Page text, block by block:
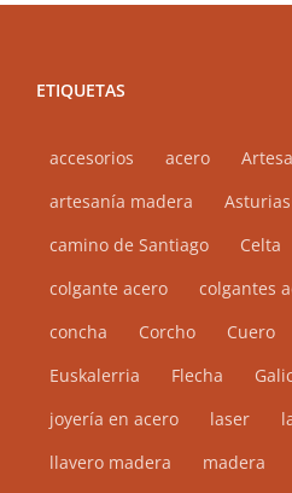
ETIQUETAS
accesorios acero
artesanía madera
Asturias
camino de Santiago
Celta
colgante acero
colgantes
concha
Corcho Cuero
Euskalerria
Flecha
joyería en acero
laser
llavero madera
madera